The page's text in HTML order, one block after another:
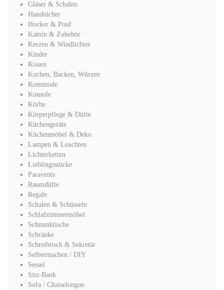
Gläser & Schalen
Handtücher
Hocker & Pouf
Kamin & Zubehör
Kerzen & Windlichter
Kinder
Kissen
Kochen, Backen, Würzen
Kommode
Konsole
Körbe
Körperpflege & Düfte
Küchengeräte
Küchenmöbel & Deko
Lampen & Leuchten
Lichterketten
Lieblingsstücke
Paravents
Raumdüfte
Regale
Schalen & Schüsseln
Schlafzimmermöbel
Schminktische
Schränke
Schreibtisch & Sekretär
Selbermachen / DIY
Sessel
Sitz-Bank
Sofa / Chaiselongue